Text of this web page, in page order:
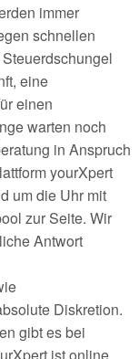
immer
schnellen
eine
einen
warten noch
in Anspruch
yourXpert
um die Uhr mit
zur Seite. Wir
Antwort
Diskretion.
gibt es bei
ist online